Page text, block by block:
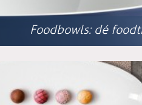
Foodbowls: dé